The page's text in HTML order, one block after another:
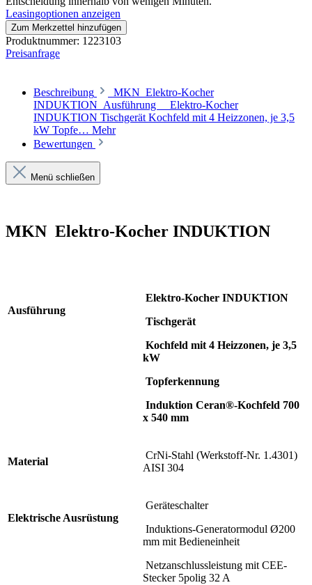
Leasingoptionen anzeigen
Zum Merkzettel hinzufügen
Produktnummer: 1223103
Preisanfrage
Beschreibung
MKN Elektro-Kocher
INDUKTION Ausführung Elektro-Kocher
INDUKTION Tischgerät Kochfeld mit 4 Heizzonen, je 3,5
kW Topfe… Mehr
Bewertungen
Menü schließen
MKN Elektro-Kocher INDUKTION
Ausführung
Elektro-Kocher INDUKTION
Tischgerät
Kochfeld mit 4 Heizzonen, je 3,5
kW
Topferkennung
Induktion Ceran®-Kochfeld 700
x 540 mm
Material
CrNi-Stahl (Werkstoff-Nr. 1.4301)
AISI 304
Elektrische Ausrüstung
Geräteschalter
Induktions-Generatormodul Ø200
mm mit Bedieneinheit
Netzanschlussleistung mit CEE-
Stecker 5polig 32 A